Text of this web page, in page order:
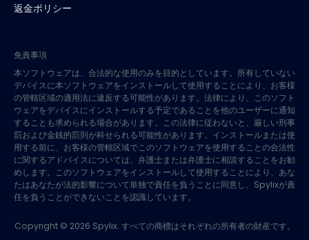
返金ポリシー
免責事項
本ソフトウェアは、合法的な使用のみを目的としています。所有していない
デバイスに本ソフトウェアをインストールして使用することにより、お客様
の管轄区域の適用法に違反する可能性があります。法律により、このソフト
ウェアをデバイスにインストールする予定であることを他のユーザーに通知
することも求められる場合があります。この法律に従わないと、厳しい刑事
罰および金銭的罰則が科せられる可能性があります。インストールまたは使
用する前に、お客様の管轄区域でこのソフトウェアを使用することの合法性
に関するアドバイスについては、弁護士または弁護士に相談することをお勧
めします。このソフトウェアをインストールして使用することにより、あな
たはあなたが法的影響について単独で責任を負うことに同意し、Spylixが責
任を負うことができないことを認識しています。
Copyright © 2026 Spylix. すべての商標はそれぞれの所有者の財産です。